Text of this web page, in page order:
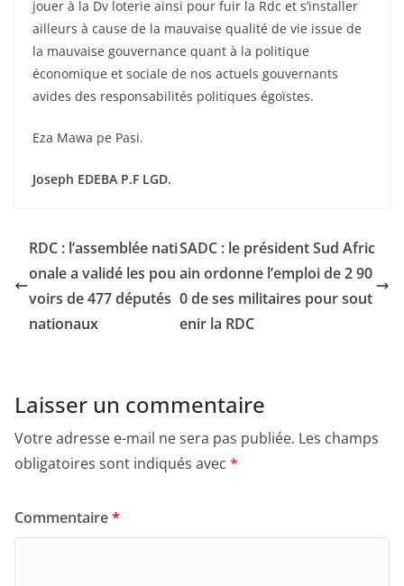
jouer à la Dv loterie ainsi pour fuir la Rdc et s’installer
ailleurs à cause de la mauvaise qualité de vie issue de
la mauvaise gouvernance quant à la politique
économique et sociale de nos actuels gouvernants
avides des responsabilités politiques égoïstes.
Eza Mawa pe Pasi.
Joseph EDEBA P.F LGD.
RDC : l’assemblée nati
onale a validé les pou
voirs de 477 députés
nationaux
SADC : le président Sud Afric
ain ordonne l’emploi de 2 90
0 de ses militaires pour sout
enir la RDC
Laisser un commentaire
Votre adresse e-mail ne sera pas publiée. Les champs
obligatoires sont indiqués avec *
Commentaire*